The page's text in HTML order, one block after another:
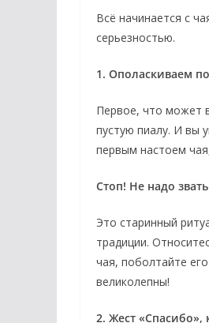
Всё начинается с
серьезностью.
1. Ополаскиваем
Первое, что может
пустую пиалу. И вы
первым настоем
Стоп! Не надо
Это старинный
традиции.
чая, поболтайте
великолепны!
2. Жест «Спасибо»,